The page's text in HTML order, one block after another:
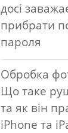
досі
прибрати
пароля
Обробка
Що таке
та як він
iPhone та